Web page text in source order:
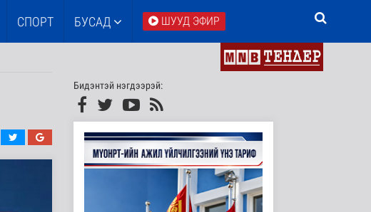
СПОРТ БУСАД ШУУД ЭФИР
Бидэнтэй нэгдээрэй: